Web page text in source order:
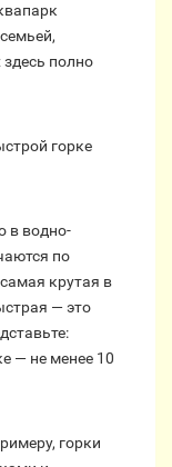
полно
горке
в водно-
по
крутая в
— это
— не менее 10
горки